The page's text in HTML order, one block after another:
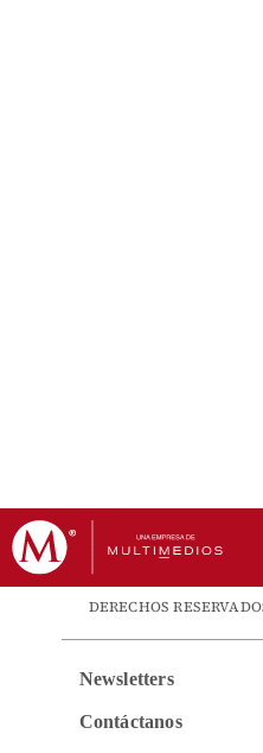
DERECHOS
Newsletters
Contáctanos